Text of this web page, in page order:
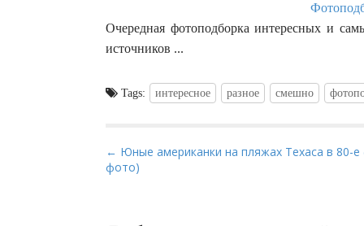
Очередная фотоподборка интересных и
источников ...
Tags: интересное разное смешно
P
o
← Юные американки на пляжах Техаса в 80-е
фото)